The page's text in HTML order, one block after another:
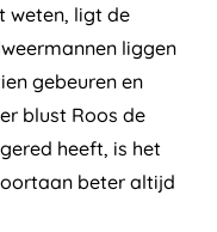
weten, ligt de
liggen
gebeuren en
blust Roos de
heeft, is het
beter altijd